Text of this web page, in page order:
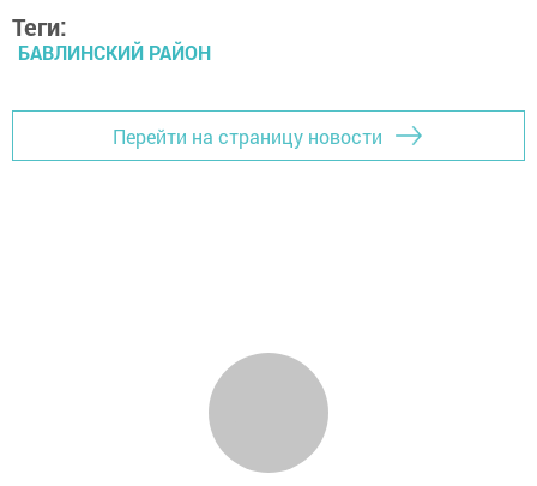
Теги:
БАВЛИНСКИЙ РАЙОН
Перейти на страницу новости